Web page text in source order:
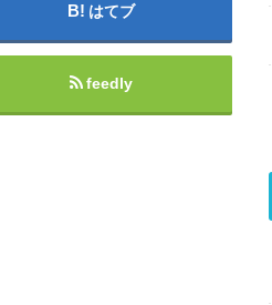
はてブ
feedly